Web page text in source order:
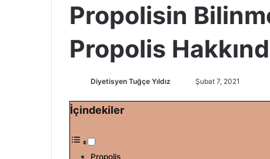
Propolisin
Propolis
Diyetisyen Tuğçe Yıldız Şubat 7, 2021
İçindekiler
Propolis